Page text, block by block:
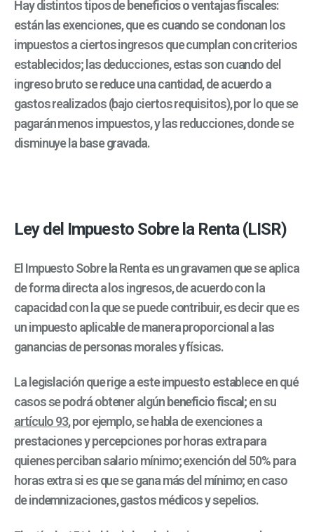
Hay distintos tipos de beneficios o ventajas fiscales:
están las exenciones, que es cuando se condonan los
impuestos a ciertos ingresos que cumplan con criterios
establecidos; las deducciones, estas son cuando del
ingreso bruto se reduce una cantidad, de acuerdo a
gastos realizados (bajo ciertos requisitos), por lo que se
pagarán menos impuestos, y las reducciones, donde se
disminuye la base gravada.
Ley del Impuesto Sobre la Renta (LISR)
El Impuesto Sobre la Renta es un gravamen que se aplica
de forma directa a los ingresos, de acuerdo con la
capacidad con la que se puede contribuir, es decir que es
un impuesto aplicable de manera proporcional a las
ganancias de personas morales y físicas.
La legislación que rige a este impuesto establece en qué
casos se podrá obtener algún beneficio fiscal;en su
artículo 93, por ejemplo, se habla de exenciones a
prestaciones y percepciones por horas extra para
quienes perciban salario mínimo; exención del 50% para
horas extra si es que se gana más del mínimo; en caso
de indemnizaciones, gastos médicos y sepelios.